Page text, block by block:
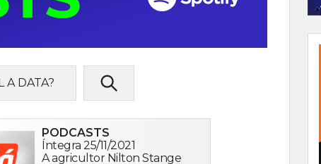
PODCASTS
Íntegra 25/11/2021
A agricultor Nilton Stange